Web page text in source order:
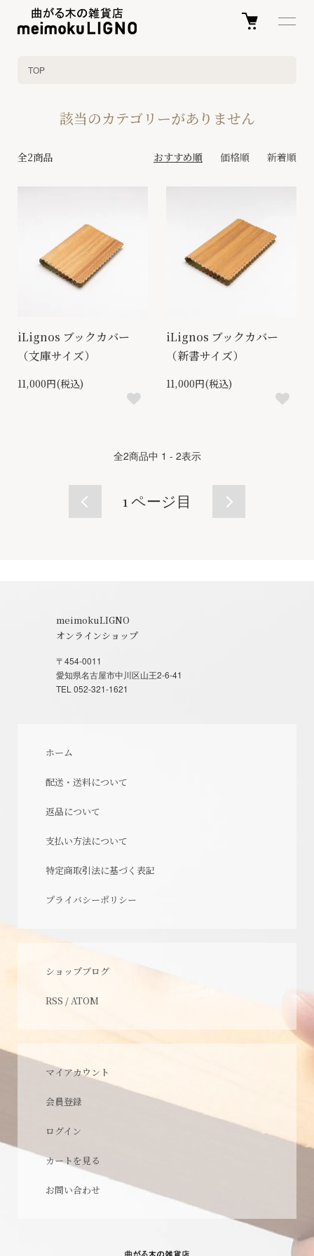
TOP
該当のカテゴリーがありません
全2商品 おすすめ順 価格順 新着順
iLignos ブックカバー
（文庫サイズ）
11,000円(税込)
iLignos ブックカバー
（新書サイズ）
11,000円(税込)
全2商品中 1 - 2表示
1 ページ目
meimokuLIGNO
オンラインショップ
〒454-0011
愛知県名古屋市中川区山王2-6-41
TEL 052-321-1621
ホーム
配送・送料について
返品について
支払い方法について
特定商取引法に基づく表記
プライバシーポリシー
ショップブログ
RSS /ATOM
マイアカウント
会員登録
ログイン
カートを見る
お問い合わせ